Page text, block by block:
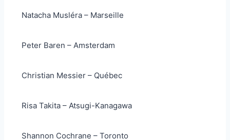
Natacha Musléra – Marseille
Peter Baren – Amsterdam
Christian Messier – Québec
Risa Takita – Atsugi-Kanagawa
Shannon Cochrane – Toronto